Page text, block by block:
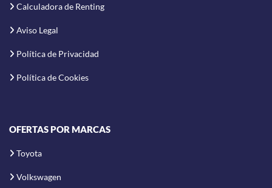
Calculadora de Renting
Aviso Legal
Política de Privacidad
Política de Cookies
OFERTAS POR MARCAS
Toyota
Volkswagen